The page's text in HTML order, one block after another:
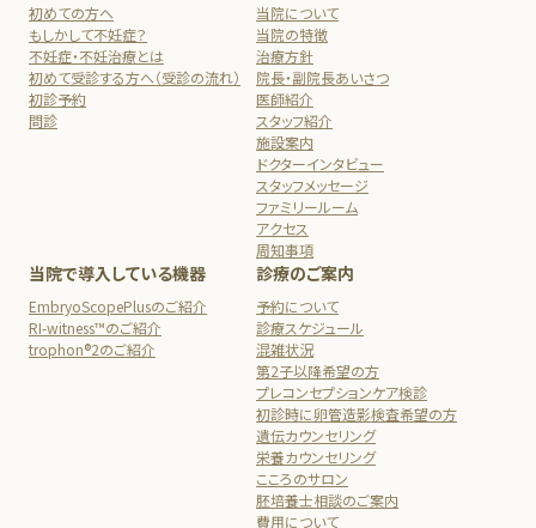
初めての方へ
もしかして不妊症？
不妊症・不妊治療とは
初めて受診する方へ（受診の流れ）
初診予約
問診
当院について
当院の特徴
治療方針
院長・副院長あいさつ
医師紹介
スタッフ紹介
施設案内
ドクターインタビュー
スタッフメッセージ
ファミリールーム
アクセス
周知事項
当院で導入している機器
EmbryoScopePlusのご紹介
RI-witness™のご紹介
trophon®2のご紹介
診療のご案内
予約について
診療スケジュール
混雑状況
第2子以降希望の方
プレコンセプションケア検診
初診時に卵管造影検査希望の方
遺伝カウンセリング
栄養カウンセリング
こころのサロン
胚培養士相談のご案内
費用について